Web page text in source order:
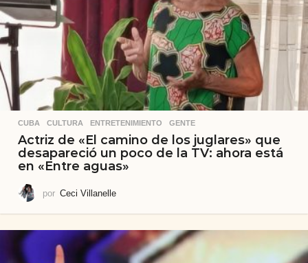
CUBA ,CULTURA ,ENTRETENIMIENTO ,GENTE
Actriz de «El camino de los juglares» que
desapareció un poco de la TV: ahora está
en «Entre aguas»
por Ceci Villanelle